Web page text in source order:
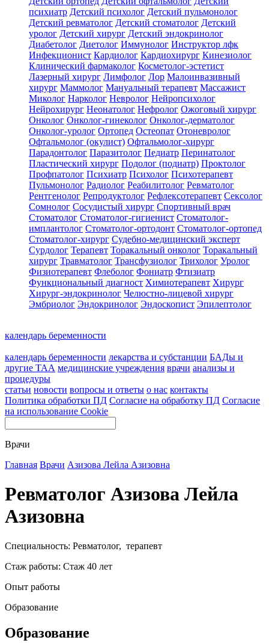
психиатр Детский психолог Детский пульмонолог
Детский ревматолог Детский стоматолог Детский
уролог Детский хирург Детский эндокринолог
Диабетолог Диетолог Иммунолог Инструктор лфк
Инфекционист Кардиолог Кардиохирург Кинезиолог
Клинический фармаколог Косметолог-эстетист
Лазерный хирург Лимфолог Лор Малоинвазивный
хирург Маммолог Мануальный терапевт Массажист
Миколог Нарколог Невролог Нейропсихолог
Нейрохирург Неонатолог Нефролог Ожоговый хирург
Онколог Онколог-гинеколог Онколог-дерматолог
Онколог-уролог Ортопед Остеопат Отоневролог
Офтальмолог (окулист) Офтальмолог-хирург
Парадонтолог Паразитолог Педиатр Перинатолог
Пластический хирург Подолог (подиатр) Проктолог
Профпатолог Психиатр Психолог Психотерапевт
Пульмонолог Радиолог Реабилитолог Ревматолог
Рентгенолог Репродуктолог Рефлексотерапевт Сексолог
Сомнолог Сосудистый хирург Спортивный врач
Стоматолог Стоматолог-гигиенист Стоматолог-
имплантолог Стоматолог-ортодонт Стоматолог-ортопед
Стоматолог-хирург Судебно-медицинский эксперт
Сурдолог Терапевт Торакальный онколог Торакальный
хирург Травматолог Трансфузиолог Трихолог Уролог
Физиотерапевт Флеболог Фониатр Фтизиатр
Функциональный диагност Химиотерапевт Хирург
Хирург-эндокринолог Челюстно-лицевой хирург
Эмбриолог Эндокринолог Эндоскопист Эпилептолог
календарь беременности
календарь беременности лекарства и субстанции БАДы и
другие ТАА медицинские учреждения врачи анализы и
процедуры
статьи новости вопросы и ответы о нас контакты
Политика обработки ПД Согласие на обработку ПД Согласие
на использование Cookie
Врачи
Главная Врачи Азизова Лейла Азизовна
Ревматолог Азизова Лейла
Азизовна
Специальность: Ревматолог, терапевт
Стаж работы: Стаж 40 лет
Опыт работы
Образование
Образование